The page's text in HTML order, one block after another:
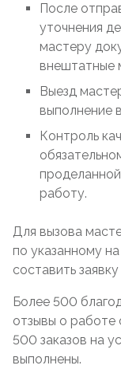
После
уточнения
мастеру
внештатные
Выезд
выполнение
Контроль
работу.
Для вызова
по указанному
составить
Более 500
отзывы о
500 заказов на
выполнены.